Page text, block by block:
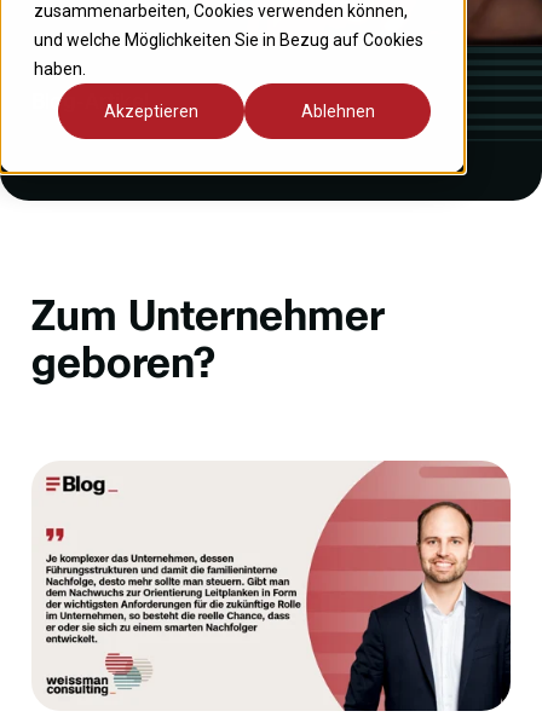
zusammenarbeiten, Cookies verwenden können,
und welche Möglichkeiten Sie in Bezug auf Cookies
haben.
Akzeptieren Ablehnen
Blog-Artikel
Zum Unternehmer
geboren?